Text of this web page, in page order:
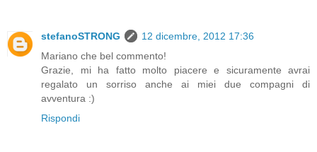
stefanoSTRONG
12 dicembre, 2012 17:36
Mariano che bel commento!
Grazie, mi ha fatto molto piacere e sicuramente avrai
regalato un sorriso anche ai miei due compagni di
avventura :)
Rispondi